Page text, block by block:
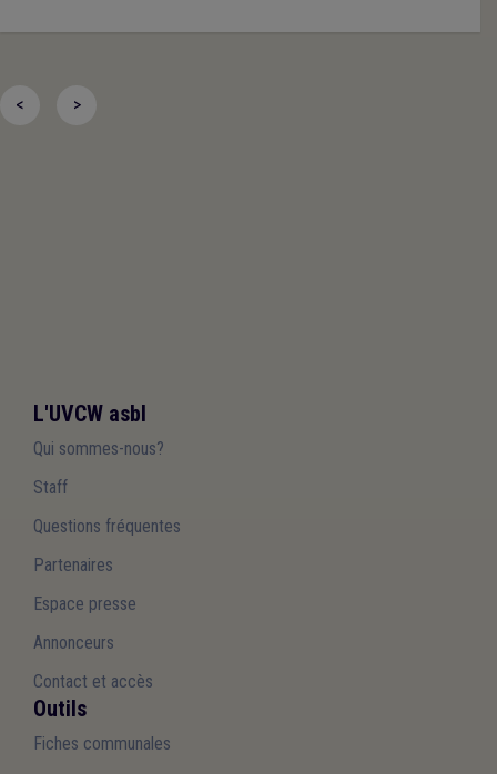
< >
L'UVCW asbl
Qui sommes-nous?
Staff
Questions fréquentes
Partenaires
Espace presse
Annonceurs
Contact et accès
Outils
Fiches communales